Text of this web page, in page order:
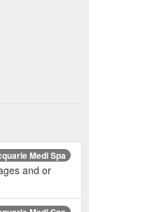
Medi Spa
and or